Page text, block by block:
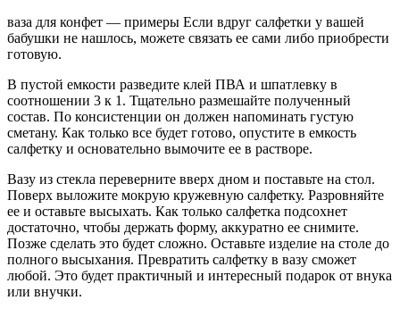
ваза для конфет — примеры Если вдруг салфетки у вашей
бабушки не нашлось, можете связать ее сами либо приобрести
готовую.
В пустой емкости разведите клей ПВА и шпатлевку в
соотношении 3 к 1. Тщательно размешайте полученный
состав. По консистенции он должен напоминать густую
сметану. Как только все будет готово, опустите в емкость
салфетку и основательно вымочите ее в растворе.
Вазу из стекла переверните вверх дном и поставьте на стол.
Поверх выложите мокрую кружевную салфетку. Разровняйте
ее и оставьте высыхать. Как только салфетка подсохнет
достаточно, чтобы держать форму, аккуратно ее снимите.
Позже сделать это будет сложно. Оставьте изделие на столе до
полного высыхания. Превратить салфетку в вазу сможет
любой. Это будет практичный и интересный подарок от внука
или внучки.